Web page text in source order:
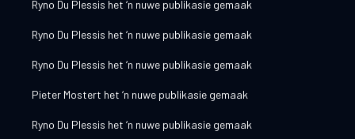
Ryno Du Plessis het ‘n nuwe publikasie gemaak
Ryno Du Plessis het ‘n nuwe publikasie gemaak
Ryno Du Plessis het ‘n nuwe publikasie gemaak
Pieter Mostert het ‘n nuwe publikasie gemaak
Ryno Du Plessis het ‘n nuwe publikasie gemaak